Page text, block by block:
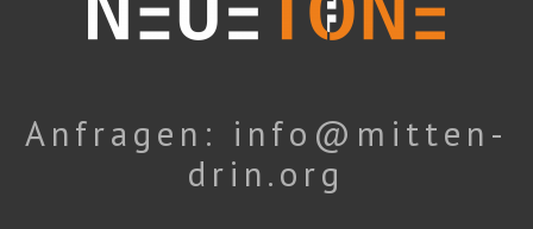
Anfragen: info@mitten-
drin.org